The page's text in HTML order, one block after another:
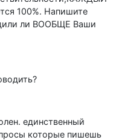
100%. Напишите
ли ВООБЩЕ Ваши
единственный
которые пишешь